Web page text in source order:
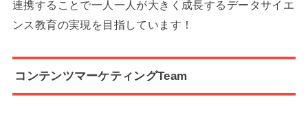
連携することで一人一人が大きく成長するデータサイエ
ンス教育の実現を目指しています！
コンテンツマーケティングTeam